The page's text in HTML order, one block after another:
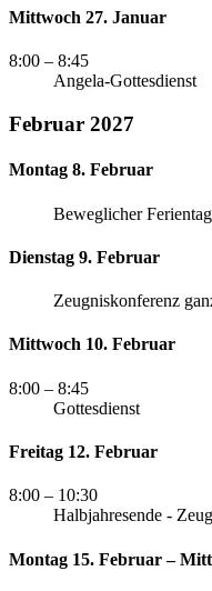
Mittwoch 27. Januar
8:00 – 8:45
Angela-Gottesdienst
Februar 2027
Montag 8. Februar
Beweglicher
Dienstag 9. Februar
Zeugniskonferenz
Mittwoch 10. Februar
8:00 – 8:45
Gottesdienst
Freitag 12. Februar
8:00 – 10:30
Halbjahresende -
Montag 15. Februar –